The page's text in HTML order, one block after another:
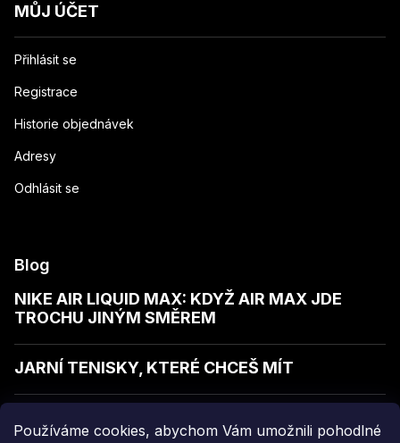
Používáme cookies, abychom Vám umožnili pohodlné
MŮJ ÚČET
Přihlásit se
Registrace
Historie objednávek
Adresy
Odhlásit se
Blog
NIKE AIR LIQUID MAX: KDYŽ AIR MAX JDE
TROCHU JINÝM SMĚREM
JARNÍ TENISKY, KTERÉ CHCEŠ MÍT